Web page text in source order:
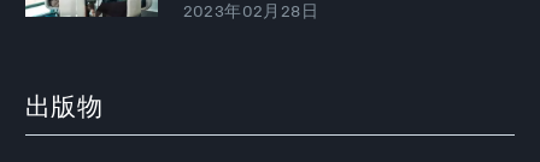
2023年02月28日
出版物